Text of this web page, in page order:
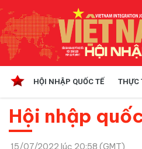
HỘI NHẬP QUỐC TẾ THỰC
Hội nhập
15/07/2022 lúc 20:58 (GMT)